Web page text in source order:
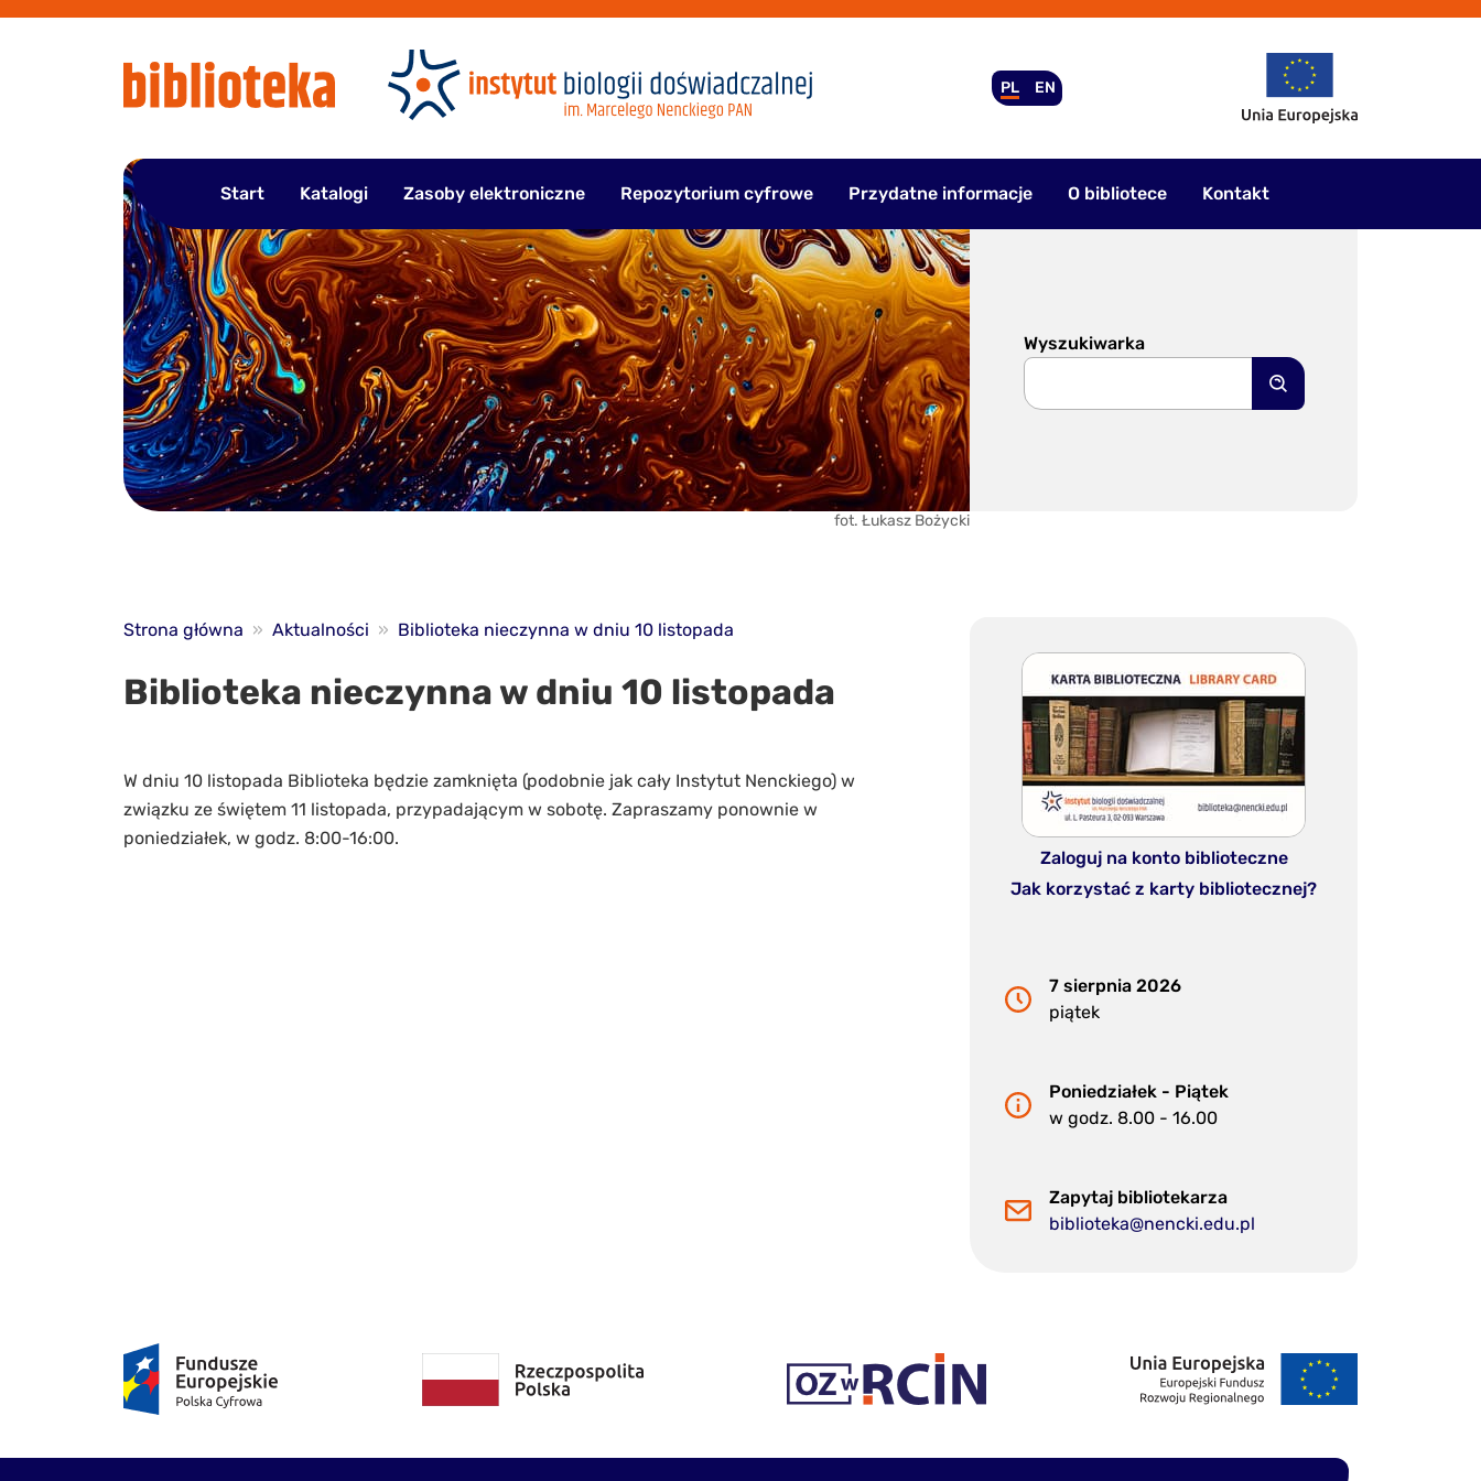
PL EN
Start Katalogi Zasoby elektroniczne Repozytorium cyfrowe Przydatne informacje O bibliotece Kontakt
fot. Łukasz Bożycki
Wyszukiwarka
Szukaj
Strona główna » Aktualności » Biblioteka nieczynna w dniu 10 listopada
Biblioteka nieczynna w dniu 10 listopada
W dniu 10 listopada Biblioteka będzie zamknięta (podobnie jak cały Instytut Nenckiego) w
związku ze świętem 11 listopada, przypadającym w sobotę. Zapraszamy ponownie w
poniedziałek, w godz. 8:00-16:00.
Zaloguj na konto biblioteczne
Jak korzystać z karty bibliotecznej?
7 sierpnia 2026
piątek
Poniedziałek - Piątek
w godz. 8.00 - 16.00
Zapytaj bibliotekarza
biblioteka@nencki.edu.pl